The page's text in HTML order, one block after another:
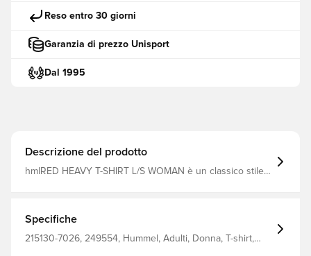
Reso entro 30 giorni
Garanzia di prezzo Unisport
Dal 1995
Descrizione del prodotto
hmlRED HEAVY T-SHIRT L/S WOMAN è un classico stile
sull'orlo. Vestibilità normale.
Specifiche
215130-7026, 249554, Hummel, Adulti, Donna, T-shirt,